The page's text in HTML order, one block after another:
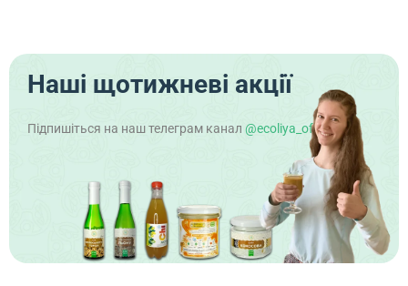
Наші щотижневі акції
Підпишіться на наш телеграм канал @ecoliya_official!